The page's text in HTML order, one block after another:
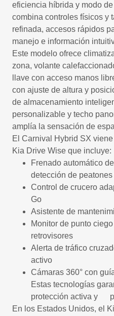
eficiencia híbrida y modo
combina controles físicos y
refinada, accesos rápidos
manejo e información
Este modelo ofrece
zona, volante
llave con acceso manos
con ajuste de altura y
de almacenamiento
personalizable y techo
amplía la sensación de
El Carnival Hybrid SX
Kia Drive Wise que incluye:
Frenado automático
detección de
Control de crucero
Go
Asistente de
Monitor de punto
retrovisores
Alerta de tráfico
activo
Cámaras 360° con
Estas tecnologías
protección activa y
En los Estados Unidos, el